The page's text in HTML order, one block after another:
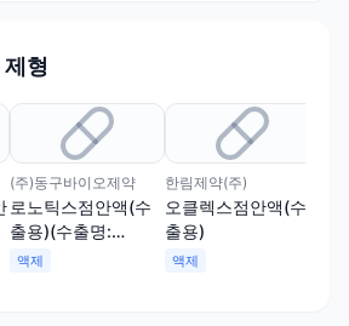
형
(주)동구바이오제약
로노틱스점안액(수
출용)(수출명:
RONOTIX)
액제
한림제약(주)
오클렉스점안액(수
출용)
액제